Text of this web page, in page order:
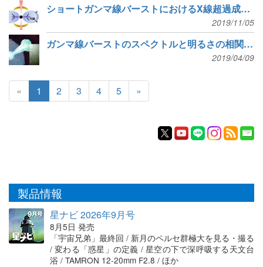
ショートガンマ線バーストにおけるX線超過成分の時間変動を解明
2019/11/05
ガンマ線バーストのスペクトルと明るさの相関関係の起源
2019/04/09
« 1 2 3 4 5 »
製品情報
星ナビ 2026年9月号
8月5日 発売
「宇宙兄弟」最終回 / 新月のペルセ群極大を見る・撮る
/ 変わる「惑星」の定義 / 星空の下で深呼吸する天文台
浴 / TAMRON 12-20mm F2.8 / ほか